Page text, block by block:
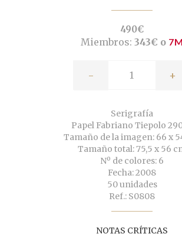
490€
Miembros: 343€ o 7M
- +
Serigrafía
Papel Fabriano Tiepolo
Tamaño de la imagen: 66 x
Tamaño total: 75,5 x 56
Nº de colores: 6
Fecha: 2008
50 unidades
Ref.: S0808
NOTAS CRÍTICAS